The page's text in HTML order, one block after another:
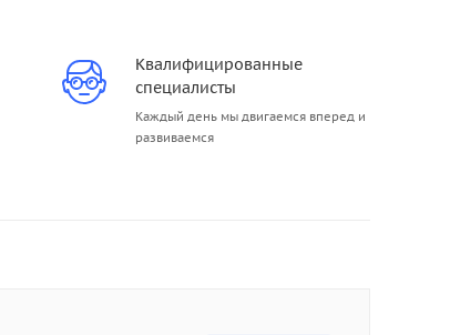
Квалифицированные
специалисты
Каждый день мы двигаемся вперед и
развиваемся